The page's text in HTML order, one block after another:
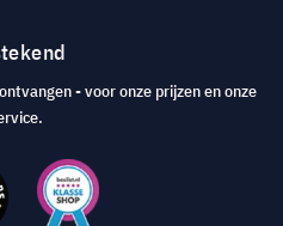
- voor onze prijzen en onze